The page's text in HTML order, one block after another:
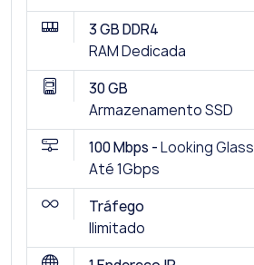
3 GB DDR4
RAM Dedicada
30 GB
Armazenamento SSD
100 Mbps -Looking Glass
Até 1Gbps
Tráfego
Ilimitado